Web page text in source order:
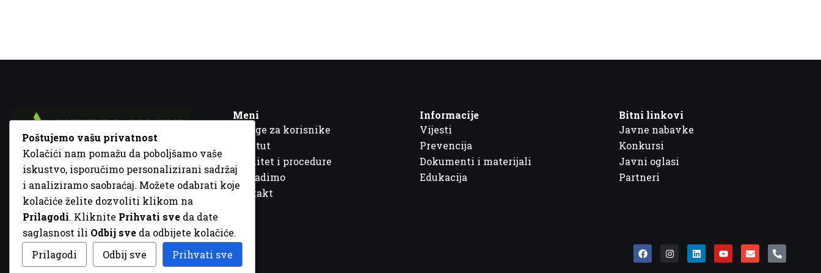
Fra Ivana Jukića br. 2, 72000 Zenica, BiH
+387 32 448 001
info@inz.ba
http://www.inz.ba
Meni
Usluge za korisnike
Institut
Kvalitet i procedure
Šta radimo
Kontakt
Informacije
Vijesti
Prevencija
Dokumenti i materijali
Edukacija
Bitni linkovi
Javne nabavke
Konkursi
Javni oglasi
Partneri
© 2026 Sva prava zadržana. DizajnGordonDM
Poštujemo vašu privatnost
Kolačići nam pomažu da poboljšamo vaše
iskustvo, isporučimo personalizirani sadržaj
i analiziramo saobraćaj. Možete odabrati koje
kolačiće želite dozvoliti klikom na
Prilagodi. Kliknite Prihvati sve da date
saglasnost ili Odbij sve da odbijete kolačiće.
Prilagodi
Odbij sve Prihvati sve